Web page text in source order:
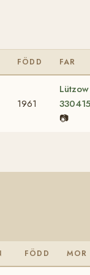
FÖDD FAR
1961
Lützow
📷
FÖDD MOR